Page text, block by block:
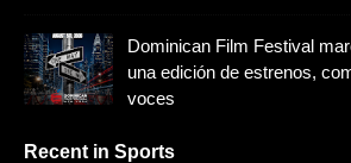
Dominican Film Festival
una edición de estrenos,
voces
Recent in Sports